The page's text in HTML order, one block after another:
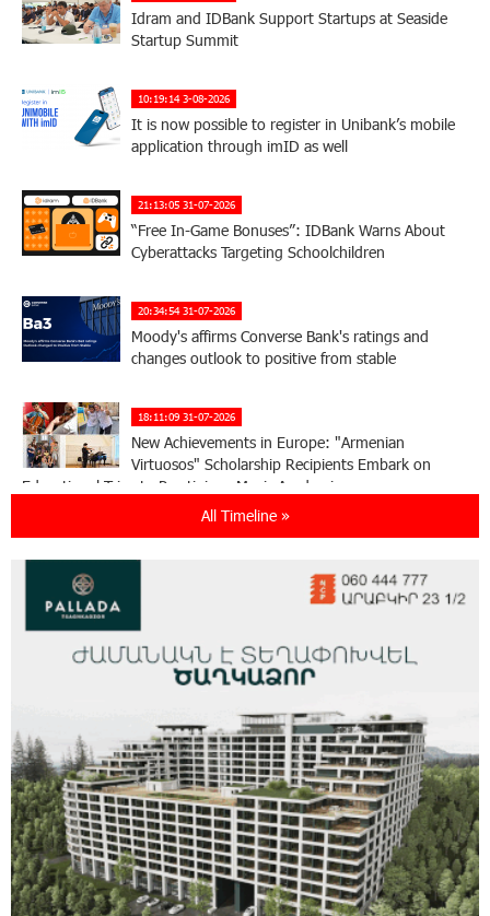
Idram and IDBank Support Startups at Seaside
Startup Summit
10:19:14 3-08-2026
It is now possible to register in Unibank’s mobile
application through imID as well
21:13:05 31-07-2026
“Free In-Game Bonuses”: IDBank Warns About
Cyberattacks Targeting Schoolchildren
20:34:54 31-07-2026
Moody's affirms Converse Bank's ratings and
changes outlook to positive from stable
18:11:09 31-07-2026
New Achievements in Europe: "Armenian
Virtuosos" Scholarship Recipients Embark on
Educational Trips to Prestigious Music Academies
Rate.Trading Platform at Seaside Startup
Summit: IDBank Introduces an Innovative
Solution
14:34:49 29-07-2026
Supported by IDBank
11:59:57 28-07-2026
Ucom’s Sales and Service Center Reopens at
24/2 Shahumyan Street in Ararat
19:04:38 23-07-2026
Scholarship recipients of the “Armenian
All Timeline »